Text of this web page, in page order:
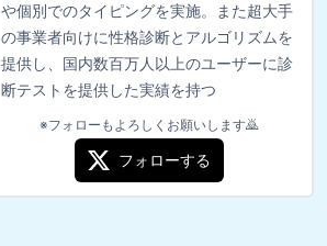
や個別でのタイピングを実施。また超大手
の事業者向けに性格診断とアルゴリズムを
提供し、国内数百万人以上のユーザーに診
断テストを提供した実績を持つ
※フォローもよろしくお願いします🙇
フォローする